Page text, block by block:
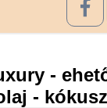
-
-